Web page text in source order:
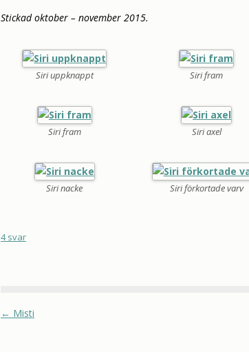
Stickad oktober – november 2015.
Siri uppknappt Siri fram
Siri fram Siri axel
Siri nacke Siri förkortade varv
4 svar
Inläggsnavigering
← Misti